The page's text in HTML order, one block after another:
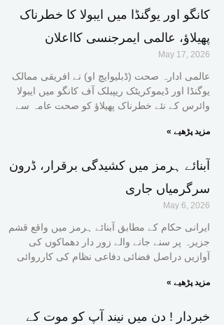
کانگو اور یوگنڈا میں ایبولا کا خطرناک
پھیلاؤ، عالمی ایمرجنسی کااعلان
May 17, 2026
عالمی ادارہ صحت (ڈبلیوایچ او) نے افریقی ممالک
یوگنڈا اور ڈیموکریٹک ریپبلک آف کانگو میں ایبولا
وائرس کے نئے خطرناک پھیلاؤ کو صحت عامہ سے
« مزید پڑھیے
آبنائے ہرمز میں کشیدگی برقرار، ڈرون
سرگرمیاں جاری
May 6, 2026
ایرانی حکام کے مطابق آبنائے ہرمز میں واقع قشم
جزیرہ پر سنے جانے والے زور دار دھماکوں کی
آوازیں دراصل فضائی دفاعی نظام کی کارروائی
« مزید پڑھیے
خبردار ! دن میں نیند آپ کو موت کے